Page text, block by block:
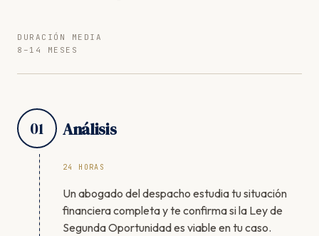
DURACIÓN MEDIA
8–14 MESES
01 Análisis
24 HORAS
Un abogado del despacho estudia tu situación
financiera completa y te confirma si la Ley de
Segunda Oportunidad es viable en tu caso.